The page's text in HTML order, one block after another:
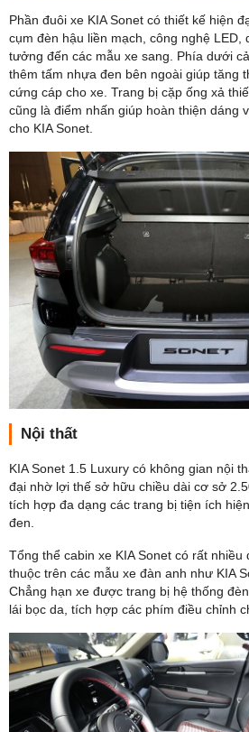
Phần đuôi xe KIA Sonet có thiết kế hiện
cụm đèn hậu liền mạch, công nghệ LED,
tưởng đến các mẫu xe sang. Phía dưới
thêm tấm nhựa đen bên ngoài giúp tăng
cứng cáp cho xe. Trang bị cặp ống xả
cũng là điểm nhấn giúp hoàn thiện dáng
cho KIA Sonet.
Nội thất
KIA Sonet 1.5 Luxury có không gian nội
đại nhờ lợi thế sở hữu chiều dài cơ sở
tích hợp đa dạng các trang bị tiện ích
đen.
Tổng thể cabin xe KIA Sonet có rất
thuộc trên các mẫu xe đàn anh như KIA
Chẳng hạn xe được trang bị hệ thống
lái bọc da, tích hợp các phím điều chỉnh